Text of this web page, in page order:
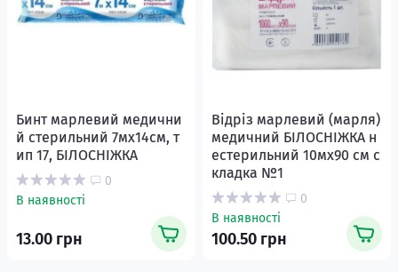
Бинт марлевий медични
й стерильний 7мх14см, т
ип 17, БІЛОСНІЖКА
0
В наявності
13.00 грн
Відріз марлевий (марля)
медичний БІЛОСНІЖКА н
естерильний 10мх90 см с
кладка №1
0
В наявності
100.50 грн